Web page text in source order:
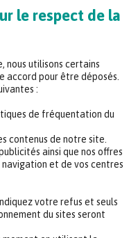
75009 Paris
le respect de la
nous utilisons certains
accord pour être déposés.
:
de fréquentation du
contenus de notre site.
ainsi que nos offres
et de vos centres
votre refus et seuls
du sites seront